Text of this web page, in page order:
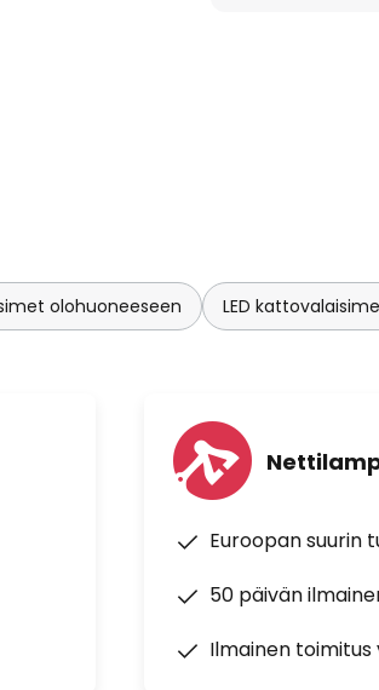
olohuoneeseen LED
Euroopan suurin
50 päivän
Ilmainen toimitus